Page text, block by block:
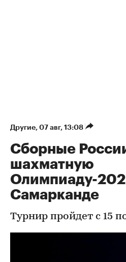
Другие⁠, 07 авг, 13:08
Сборные
шахматную
Олимпиаду-
Самарканде
Турнир пройдет с 15